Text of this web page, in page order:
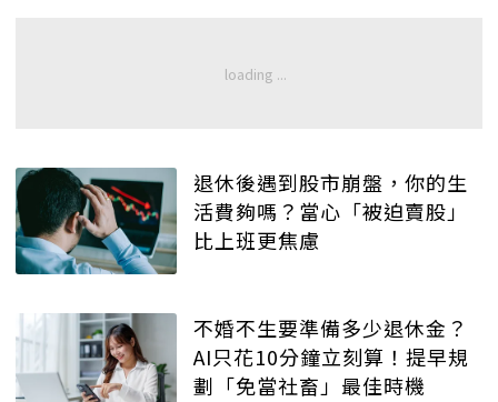
退休後遇到股市崩盤，你的生
活費夠嗎？當心「被迫賣股」
比上班更焦慮
不婚不生要準備多少退休金？
AI只花10分鐘立刻算！提早規
劃「免當社畜」最佳時機